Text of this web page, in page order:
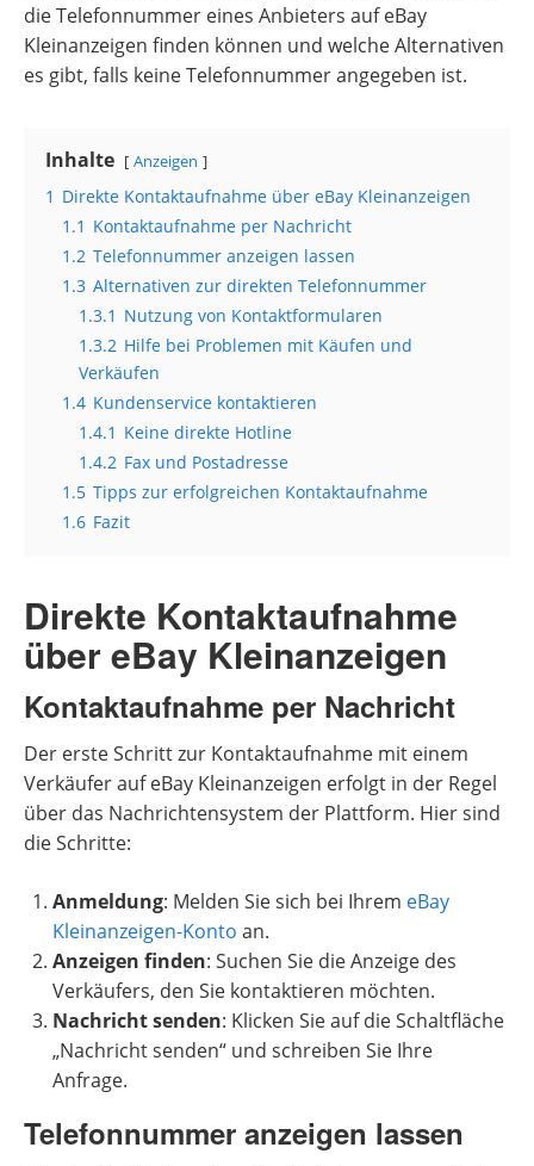
die Telefonnummer eines Anbieters auf eBay
Kleinanzeigen finden können und welche Alternativen
es gibt, falls keine Telefonnummer angegeben ist.
Inhalte Anzeigen
1 Direkte Kontaktaufnahme über eBay Kleinanzeigen
1.1 Kontaktaufnahme per Nachricht
1.2 Telefonnummer anzeigen lassen
1.3 Alternativen zur direkten Telefonnummer
1.3.1 Nutzung von Kontaktformularen
1.3.2 Hilfe bei Problemen mit Käufen und
Verkäufen
1.4 Kundenservice kontaktieren
1.4.1 Keine direkte Hotline
1.4.2 Fax und Postadresse
1.5 Tipps zur erfolgreichen Kontaktaufnahme
1.6 Fazit
Direkte Kontaktaufnahme
über eBay Kleinanzeigen
Kontaktaufnahme per Nachricht
Der erste Schritt zur Kontaktaufnahme mit einem
Verkäufer auf eBay Kleinanzeigen erfolgt in der Regel
über das Nachrichtensystem der Plattform. Hier sind
die Schritte:
Anmeldung: Melden Sie sich bei Ihrem eBay
Kleinanzeigen-Konto an.
Anzeigen finden: Suchen Sie die Anzeige des
Verkäufers, den Sie kontaktieren möchten.
Nachricht senden: Klicken Sie auf die Schaltfläche
„Nachricht senden“ und schreiben Sie Ihre
Anfrage.
Telefonnummer anzeigen lassen